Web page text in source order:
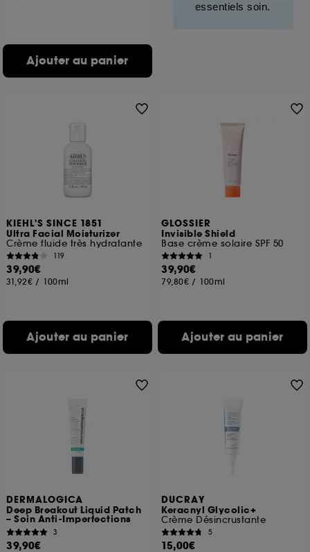
Ajouter au panier
essentiels soin.
KIEHL'S SINCE 1851
Ultra Facial Moisturizer
Crème fluide très hydratante
119
39,90€
31,92€ / 100ml
Ajouter au panier
GLOSSIER
Invisible Shield
Base crème solaire SPF 50
1
39,90€
79,80€ / 100ml
Ajouter au panier
DERMALOGICA
Deep Breakout Liquid Patch
– Soin Anti-Imperfections
3
39,90€
DUCRAY
Keracnyl Glycolic+
Crème Désincrustante
5
15,00€